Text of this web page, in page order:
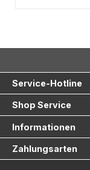
Service-Hotline
Shop Service
Informationen
Zahlungsarten